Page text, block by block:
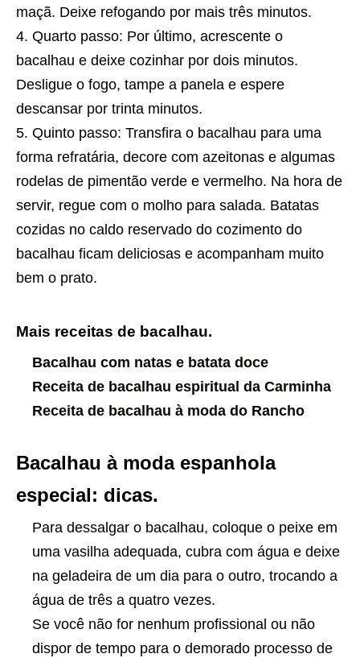
maçã. Deixe refogando por mais três minutos.
Quarto passo: Por último, acrescente o
bacalhau e deixe cozinhar por dois minutos.
Desligue o fogo, tampe a panela e espere
descansar por trinta minutos.
Quinto passo: Transfira o bacalhau para uma
forma refratária, decore com azeitonas e algumas
rodelas de pimentão verde e vermelho. Na hora de
servir, regue com o molho para salada. Batatas
cozidas no caldo reservado do cozimento do
bacalhau ficam deliciosas e acompanham muito
bem o prato.
Mais receitas de bacalhau.
Bacalhau com natas e batata doce
Receita de bacalhau espiritual da Carminha
Receita de bacalhau à moda do Rancho
Bacalhau à moda espanhola
especial: dicas.
Para dessalgar o bacalhau, coloque o peixe em
uma vasilha adequada, cubra com água e deixe
na geladeira de um dia para o outro, trocando a
água de três a quatro vezes.
Se você não for nenhum profissional ou não
dispor de tempo para o demorado processo de